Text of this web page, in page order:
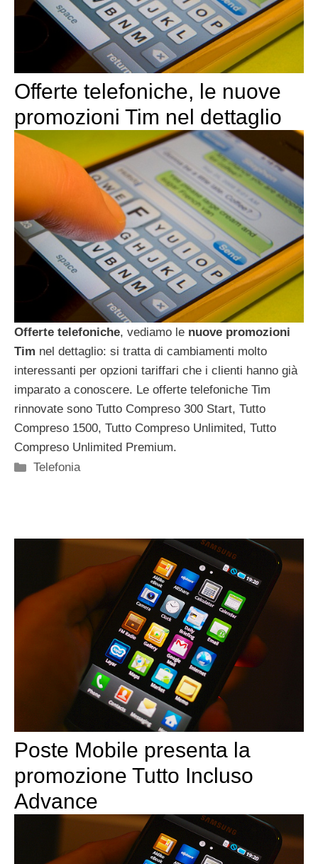
Offerte telefoniche, le nuove
promozioni Tim nel dettaglio
Offerte telefoniche, vediamo le nuove promozioni
Tim nel dettaglio: si tratta di cambiamenti molto
interessanti per opzioni tariffari che i clienti hanno già
imparato a conoscere. Le offerte telefoniche Tim
rinnovate sono Tutto Compreso 300 Start, Tutto
Compreso 1500, Tutto Compreso Unlimited, Tutto
Compreso Unlimited Premium.
Categorie
Telefonia
Poste Mobile presenta la
promozione Tutto Incluso
Advance